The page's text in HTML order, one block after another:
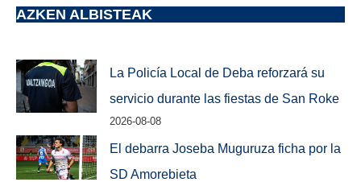
AZKEN ALBISTEAK
La Policía Local de Deba reforzará su
servicio durante las fiestas de San Roke
2026-08-08
El debarra Joseba Muguruza ficha por la
SD Amorebieta